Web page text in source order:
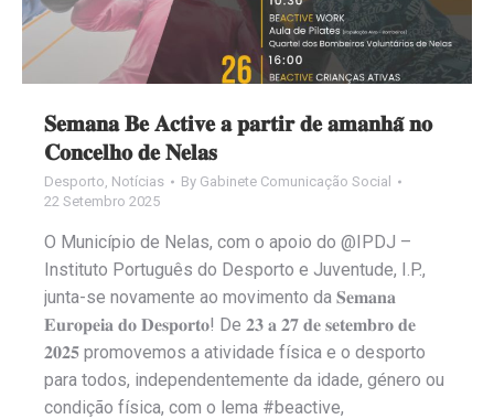
𝐒𝐞𝐦𝐚𝐧𝐚 𝐁𝐞 𝐀𝐜𝐭𝐢𝐯𝐞 𝐚 𝐩𝐚𝐫𝐭𝐢𝐫 𝐝𝐞 𝐚𝐦𝐚𝐧𝐡𝐚̃ 𝐧𝐨
𝐂𝐨𝐧𝐜𝐞𝐥𝐡𝐨 𝐝𝐞 𝐍𝐞𝐥𝐚𝐬
Desporto Notícias By Gabinete Comunicação Social
22 Setembro 2025
O Município de Nelas, com o apoio do @IPDJ –
Instituto Português do Desporto e Juventude, I.P.,
junta-se novamente ao movimento da 𝐒𝐞𝐦𝐚𝐧𝐚
𝐄𝐮𝐫𝐨𝐩𝐞𝐢𝐚 𝐝𝐨 𝐃𝐞𝐬𝐩𝐨𝐫𝐭𝐨! De 𝟐𝟑 𝐚 𝟐𝟕 𝐝𝐞 𝐬𝐞𝐭𝐞𝐦𝐛𝐫𝐨 𝐝𝐞
𝟐𝟎𝟐𝟓 promovemos a atividade física e o desporto
para todos, independentemente da idade, género ou
condição física, com o lema #beactive,